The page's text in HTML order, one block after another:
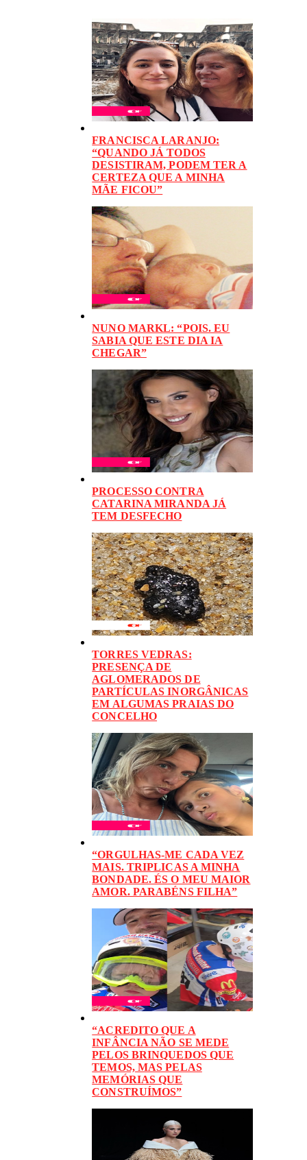
FRANCISCA LARANJO:
“QUANDO JÁ TODOS
DESISTIRAM, PODEM TER A
CERTEZA QUE A MINHA
MÃE FICOU”
NUNO MARKL: “POIS. EU
SABIA QUE ESTE DIA IA
CHEGAR”
PROCESSO CONTRA
CATARINA MIRANDA JÁ
TEM DESFECHO
TORRES VEDRAS:
PRESENÇA DE
AGLOMERADOS DE
PARTÍCULAS INORGÂNICAS
EM ALGUMAS PRAIAS DO
CONCELHO
“ORGULHAS-ME CADA VEZ
MAIS. TRIPLICAS A MINHA
BONDADE. ÉS O MEU MAIOR
AMOR. PARABÉNS FILHA”
“ACREDITO QUE A
INFÂNCIA NÃO SE MEDE
PELOS BRINQUEDOS QUE
TEMOS, MAS PELAS
MEMÓRIAS QUE
CONSTRUÍMOS”